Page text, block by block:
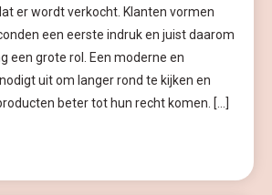
er wordt verkocht. Klanten vormen
een eerste indruk en juist daarom
een grote rol. Een moderne en
uit om langer rond te kijken en
beter tot hun recht komen. […]